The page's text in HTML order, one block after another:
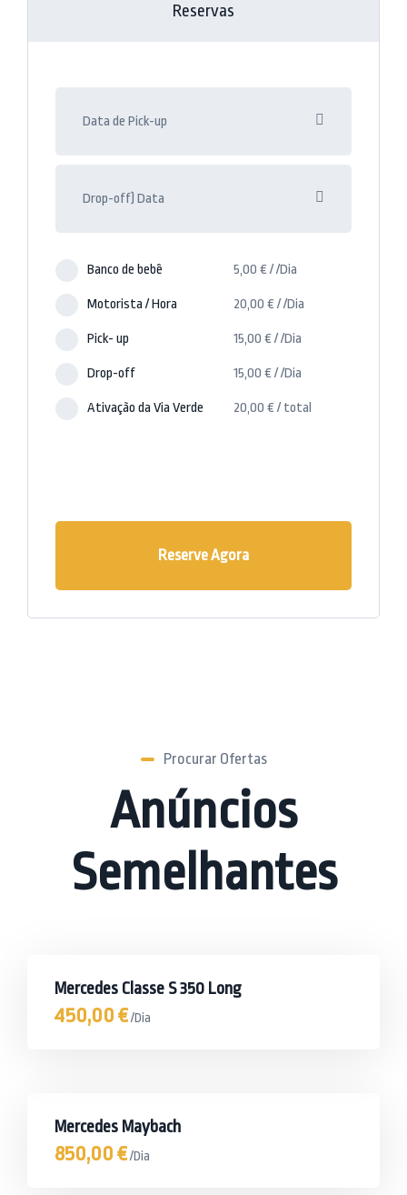
Reservas
Banco de bebê 5,00 € / /Dia
Motorista / Hora 20,00 € / /Dia
Pick- up 15,00 € / /Dia
Drop-off 15,00 € / /Dia
Ativação da Via Verde 20,00 € / total
Reserve Agora
Procurar Ofertas
Anúncios
Semelhantes
Mercedes Classe S 350 Long
450,00€/Dia
Mercedes Maybach
850,00€/Dia